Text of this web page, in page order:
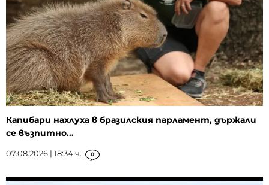
Капибари нахлуха в бразилския парламент, държали
се възпитно...
07.08.2026 | 18:34 ч. 0